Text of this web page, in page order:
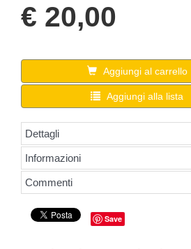
€ 20,00
Aggiungi al carrello
Aggiungi alla lista
Dettagli
Informazioni
Commenti
Save